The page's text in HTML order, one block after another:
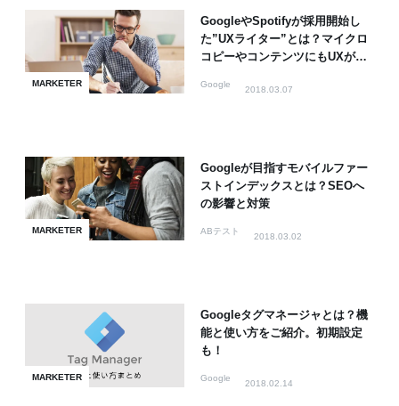
MARKETER
GoogleやSpotifyが採用開始し
た”UXライター”とは？マイクロ
コピーやコンテンツにもUXが必
Google
2018.03.07
MARKETER
Googleが目指すモバイルファー
ストインデックスとは？SEOへ
の影響と対策
ABテスト
2018.03.02
MARKETER
Googleタグマネージャとは？機
能と使い方をご紹介。初期設定
も！
Google
2018.02.14